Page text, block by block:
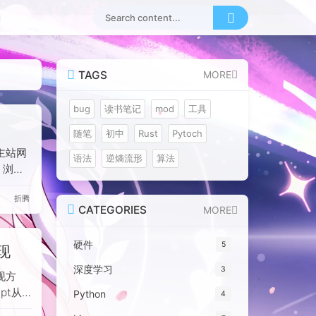
站网
览
者尝
中的
折腾
方
从
TAGS MORE
bug 读书笔记 mod 工具
随笔 初中 Rust Pytoch
语法 逆熵流形 算法
CATEGORIES MORE
硬件 5
深度学习 3
Python 4